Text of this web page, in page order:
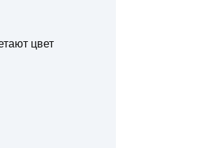
цвет